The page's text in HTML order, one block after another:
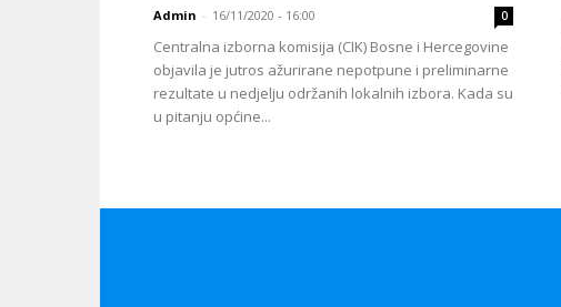
Admin - 16/11/2020 - 16:00 0
Centralna izborna komisija (CIK) Bosne i Hercegovine
objavila je jutros ažurirane nepotpune i preliminarne
rezultate u nedjelju održanih lokalnih izbora. Kada su
u pitanju općine...